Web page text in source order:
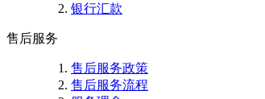
银行汇款
售后服务
售后服务政策
售后服务流程